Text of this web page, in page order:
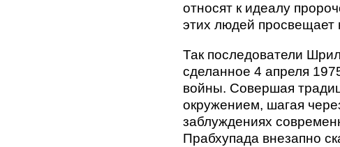
относят к идеалу
этих людей просвещает
Так последователи
сделанное 4 апреля
войны. Совершая
окружением, шагая
заблуждениях
Прабхупада внезапно